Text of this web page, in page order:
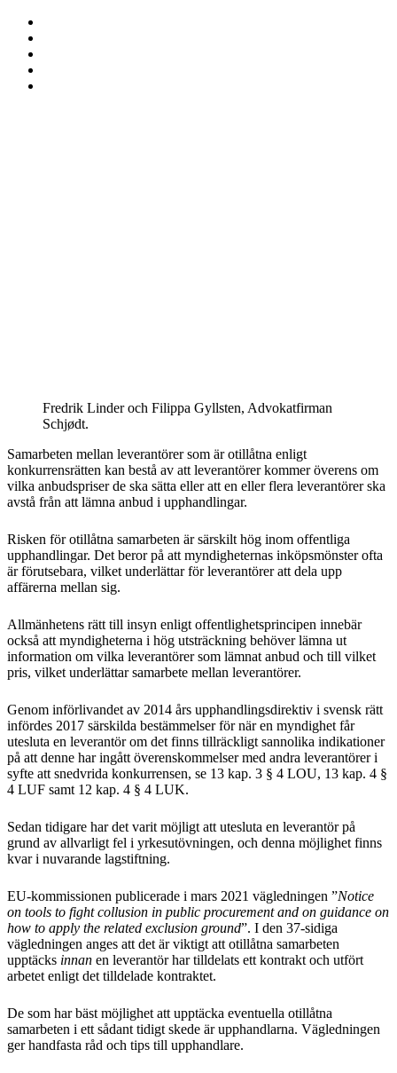
Fredrik Linder och Filippa Gyllsten, Advokatfirman
Schjødt.
Samarbeten mellan leverantörer som är otillåtna enligt
konkurrensrätten kan bestå av att leverantörer kommer överens om
vilka anbudspriser de ska sätta eller att en eller flera leverantörer ska
avstå från att lämna anbud i upphandlingar.
Risken för otillåtna samarbeten är särskilt hög inom offentliga
upphandlingar. Det beror på att myndigheternas inköpsmönster ofta
är förutsebara, vilket underlättar för leverantörer att dela upp
affärerna mellan sig.
Allmänhetens rätt till insyn enligt offentlighetsprincipen innebär
också att myndigheterna i hög utsträckning behöver lämna ut
information om vilka leverantörer som lämnat anbud och till vilket
pris, vilket underlättar samarbete mellan leverantörer.
Genom införlivandet av 2014 års upphandlingsdirektiv i svensk rätt
infördes 2017 särskilda bestämmelser för när en myndighet får
utesluta en leverantör om det finns tillräckligt sannolika indikationer
på att denne har ingått överenskommelser med andra leverantörer i
syfte att snedvrida konkurrensen, se 13 kap. 3 § 4 LOU, 13 kap. 4 §
4 LUF samt 12 kap. 4 § 4 LUK.
Sedan tidigare har det varit möjligt att utesluta en leverantör på
grund av allvarligt fel i yrkesutövningen, och denna möjlighet finns
kvar i nuvarande lagstiftning.
EU-kommissionen publicerade i mars 2021 vägledningen ”Notice
on tools to fight collusion in public procurement and on guidance on
how to apply the related exclusion ground”. I den 37-sidiga
vägledningen anges att det är viktigt att otillåtna samarbeten
upptäcks innan en leverantör har tilldelats ett kontrakt och utfört
arbetet enligt det tilldelade kontraktet.
De som har bäst möjlighet att upptäcka eventuella otillåtna
samarbeten i ett sådant tidigt skede är upphandlarna. Vägledningen
ger handfasta råd och tips till upphandlare.